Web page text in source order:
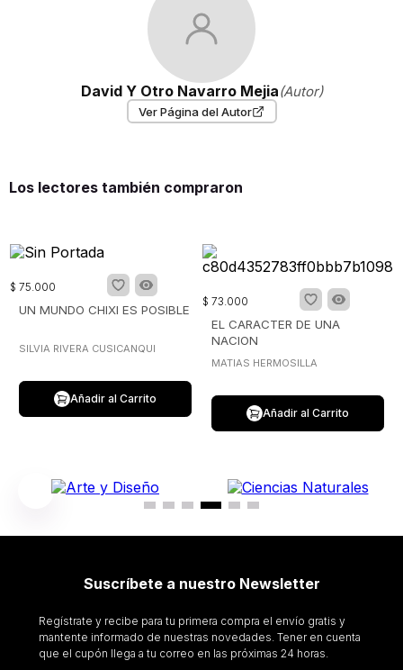
David Y Otro Navarro Mejia(Autor)
Ver Página del Autor
Los lectores también compraron
$ 75.000
UN MUNDO CHIXI ES POSIBLE
SILVIA RIVERA CUSICANQUI
Añadir al Carrito
$ 73.000
EL CARACTER DE UNA
NACION
MATIAS HERMOSILLA
Añadir al Carrito
Suscríbete a nuestro Newsletter
Regístrate y recibe para tu primera compra el envío gratis y
mantente informado de nuestras novedades. Tener en cuenta
que el cupón llega a tu correo en las próximas 24 horas.